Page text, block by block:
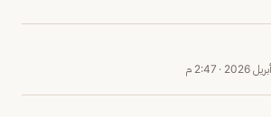
· 2:47 م